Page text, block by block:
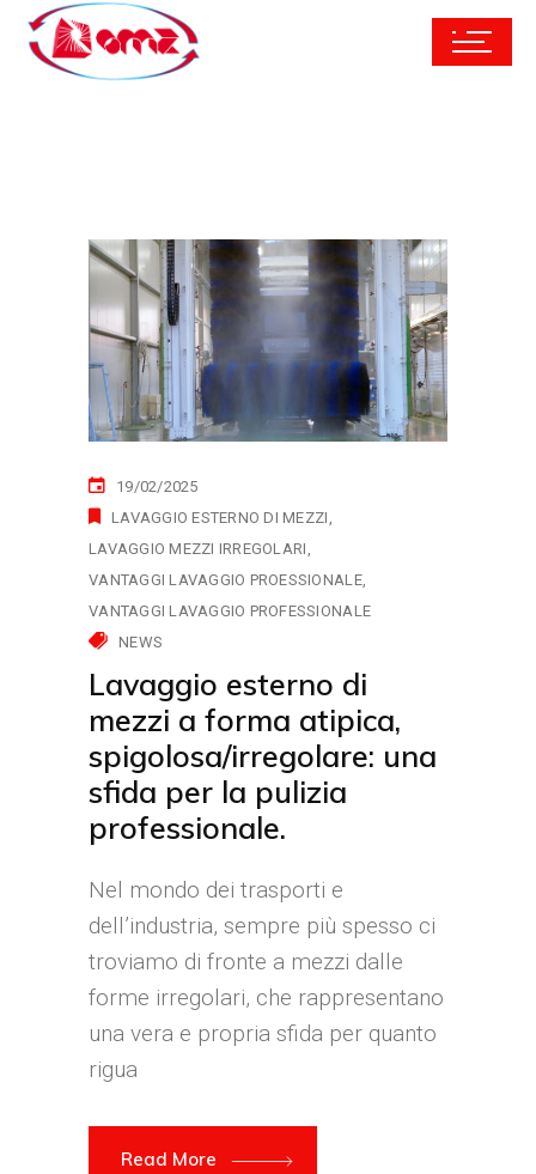
19/02/2025
LAVAGGIO ESTERNO DI MEZZI
LAVAGGIO MEZZI IRREGOLARI
VANTAGGI LAVAGGIO PROESSIONALE
VANTAGGI LAVAGGIO PROFESSIONALE
NEWS
Lavaggio esterno di
mezzi a forma atipica,
spigolosa/irregolare: una
sfida per la pulizia
professionale.
Nel mondo dei trasporti e
dell’industria, sempre più spesso ci
troviamo di fronte a mezzi dalle
forme irregolari, che rappresentano
una vera e propria sfida per quanto
rigua
Read More